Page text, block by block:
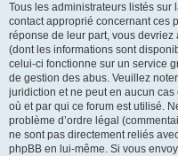
Tous les administrateurs listés sur
contact approprié concernant ces
réponse de leur part, vous
(dont les informations sont
celui-ci fonctionne sur un service
de gestion des abus. Veuillez
juridiction et ne peut en aucun
où et par qui ce forum est utilisé.
problème d’ordre légal
ne sont pas directement reliés
phpBB en lui-même. Si vous